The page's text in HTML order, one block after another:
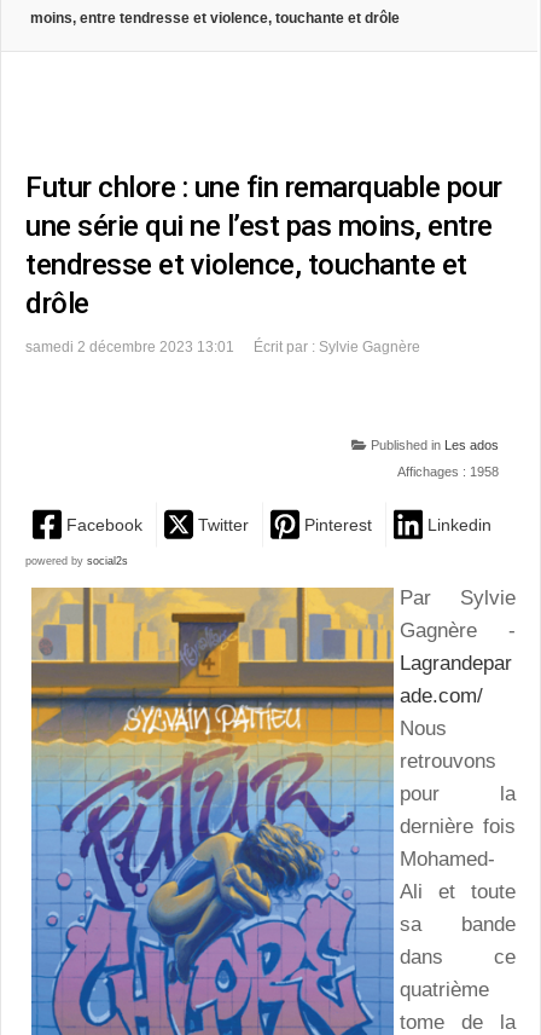
moins, entre tendresse et violence, touchante et drôle
Futur chlore : une fin remarquable pour
une série qui ne l’est pas moins, entre
tendresse et violence, touchante et
drôle
samedi 2 décembre 2023 13:01 Écrit par : Sylvie Gagnère
Published in
Les ados
Affichages : 1958
Facebook Twitter Pinterest Linkedin
powered by social2s
Par Sylvie
Gagnère -
Lagrandepar
ade.com/
Nous
retrouvons
pour la
dernière fois
Mohamed-
Ali et toute
sa bande
dans ce
quatrième
tome de la